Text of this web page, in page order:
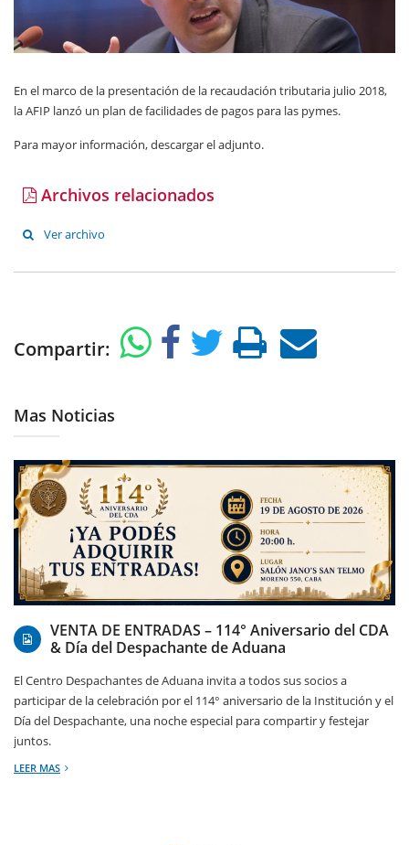
En el marco de la presentación de la recaudación tributaria julio 2018,
la AFIP lanzó un plan de facilidades de pagos para las pymes.
Para mayor información, descargar el adjunto.
Archivos relacionados
Ver archivo
Compartir:
Mas Noticias
07/08/2026
VENTA DE ENTRADAS – 114° Aniversario del CDA
& Día del Despachante de Aduana
El Centro Despachantes de Aduana invita a todos sus socios a
participar de la celebración por el 114° aniversario de la Institución y el
Día del Despachante, una noche especial para compartir y festejar
juntos.
LEER MAS